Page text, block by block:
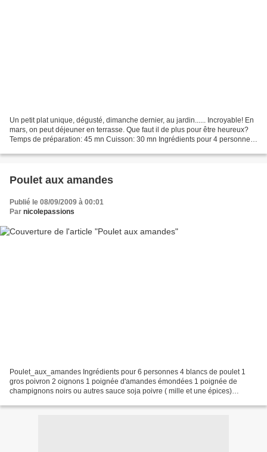
Un petit plat unique, dégusté, dimanche dernier, au jardin...... Incroyable! En
mars, on peut déjeuner en terrasse. Que faut il de plus pour être heureux?
Temps de préparation: 45 mn Cuisson: 30 mn Ingrédients pour 4 personnes
Poulet aux amandes
Publié le 08/09/2009 à 00:01
Par nicolepassions
Poulet_aux_amandes Ingrédients pour 6 personnes 4 blancs de poulet 1
gros poivron 2 oignons 1 poignée d'amandes émondées 1 poignée de
champignons noirs ou autres sauce soja poivre ( mille et une épices)